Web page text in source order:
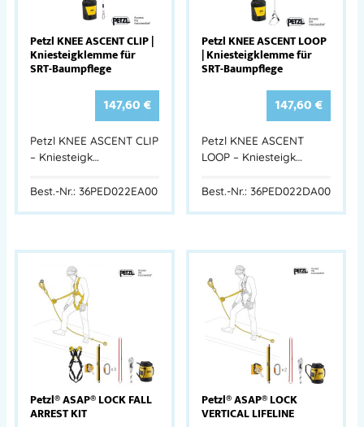
Petzl KNEE ASCENT CLIP |
Kniesteigklemme für
SRT-Baumpflege
147,60€
Petzl KNEE ASCENT CLIP
– Kniesteigk…
Best.-Nr.: 36PED022EA00
Petzl KNEE ASCENT LOOP
| Kniesteigklemme für
SRT-Baumpflege
147,60€
Petzl KNEE ASCENT
LOOP – Kniesteigk…
Best.-Nr.: 36PED022DA00
Petzl® ASAP® LOCK FALL
ARREST KIT
Petzl® ASAP® LOCK
VERTICAL LIFELINE